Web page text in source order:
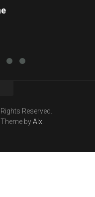
Reserved.
. Theme byAlx